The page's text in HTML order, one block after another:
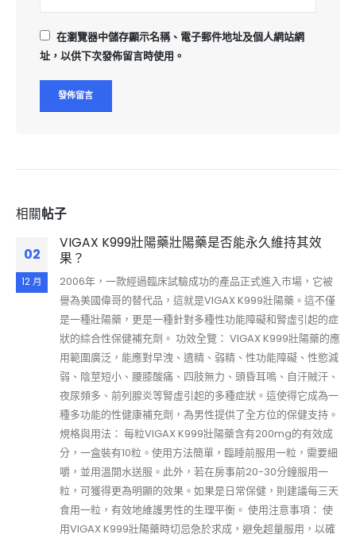
在瀏覽器中儲存顯示名稱、電子郵件地址及個人網站網
址，以供下次發佈留言時使用。
相關帖子
02
12 月
VIGAX K999壯陽藥壯陽藥是否能永久維持其效
果？
2006年，一款經過臨床試驗成功的產品正式進入市場，它被
譽為美國偉哥的替代品，這就是VIGAX K999壯陽藥。這不僅
是一種壯陽藥，更是一種針對多種性功能障礙和腎虛引起的症
狀的綜合性保健補充劑。 功效全覽： VIGAX K999壯陽藥的應
用範圍廣泛，能應對早洩、遺精、弱精、性功能障礙、性慾減
弱、陰莖短小、腰膝酸痛、四肢無力、頭昏耳鳴、自汗賊汗、
夜尿頻多、前列腺炎等腎虛引起的多種症狀。這使得它成為一
種多功能的性健康補充劑，為男性提供了全方位的保健支持。
規格與用法： 每粒VIGAX K999壯陽藥含有200mg的有效成
分，一盒裝有10粒。使用方法簡單，臨睡前服用一粒，需要細
嚼，並用溫開水送服。此外，若在房事前20-30分鐘服用一
粒，可獲得更為明顯的效果。如果是日常保健，則建議每三天
食用一粒，有效地維護男性的生理平衡。 使用注意事項： 使
用VIGAX K999壯陽藥時切忌急於求成，避免超量服用，以確